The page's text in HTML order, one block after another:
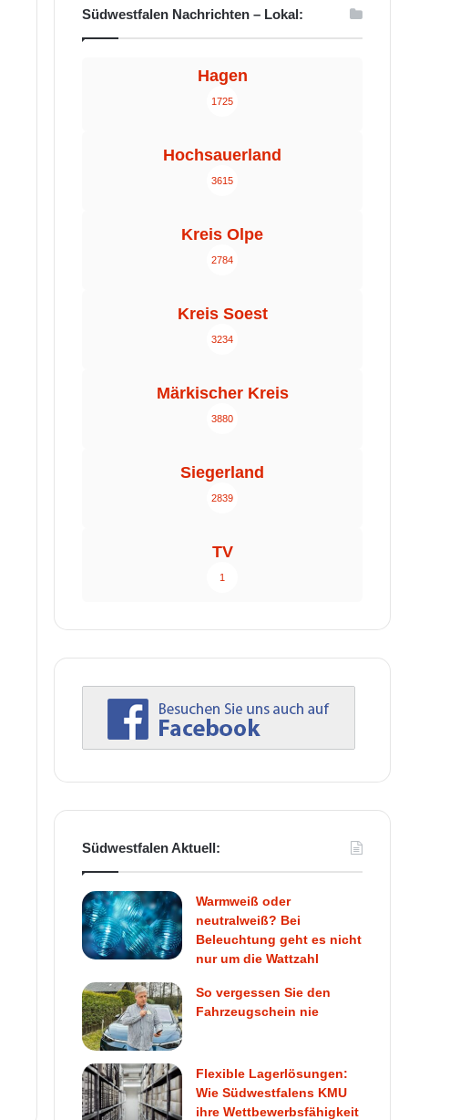
Südwestfalen Nachrichten – Lokal:
Hagen
1725
Hochsauerland
3615
Kreis Olpe
2784
Kreis Soest
3234
Märkischer Kreis
3880
Siegerland
2839
TV
1
Südwestfalen Aktuell:
Warmweiß oder
neutralweiß? Bei
Beleuchtung geht es nicht
nur um die Wattzahl
So vergessen Sie den
Fahrzeugschein nie
Flexible Lagerlösungen:
Wie Südwestfalens KMU
ihre Wettbewerbsfähigkeit